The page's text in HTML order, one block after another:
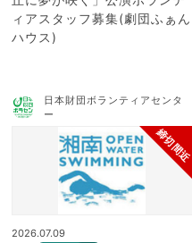
ィアスタッフ募集(劇団ふぁん
ハウス)
日本財団ボランティアセンタ
ー
締切間近
2026.07.09